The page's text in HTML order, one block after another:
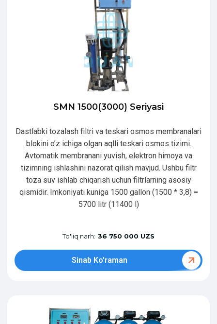
SMN 1500(3000) Seriyasi
Dastlabki tozalash filtri va teskari osmos membranalari
blokini o’z ichiga olgan aqlli teskari osmos tizimi.
Avtomatik membranani yuvish, elektron himoya va
tizimning ishlashini nazorat qilish mavjud. Ushbu filtr
toza suv ishlab chiqarish uchun filtrlarning asosiy
qismidir. Imkoniyati kuniga 1500 gallon (1500 * 3,8) =
5700 litr (11400 l)
To'liq narh: 36 750 000 UZS
Sinab Ko'raman